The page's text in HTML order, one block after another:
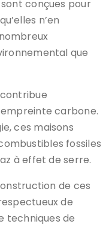
conçues pour
n’en
que
carbone.
ces maisons
fossiles
à effet de serre.
de ces
de
techniques de